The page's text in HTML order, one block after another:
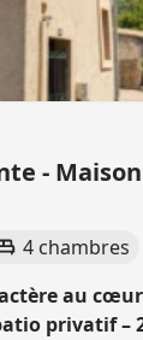
-
4 chambres
au
privatif –